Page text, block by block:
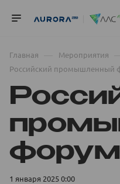
Главная Мероприятия
Российский промышленный
форум
1 января 2025 0:00